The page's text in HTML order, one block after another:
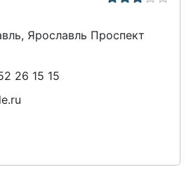
Ярославль Проспект
26 15 15